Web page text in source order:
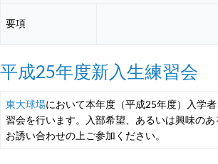
要項
平成25年度新入生練習会
東大球場において本年度（平成25年度）入学
習会を行います。入部希望、あるいは興味の
お誘い合わせの上ご参加ください。